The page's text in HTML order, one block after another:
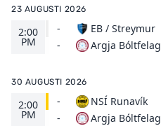
23 AUGUSTI 2026
2:00
PM
-
-
EB / Streymur
Argja Bóltfelag
30 AUGUSTI 2026
2:00
PM
-
-
NSÍ Runavík
Argja Bóltfelag